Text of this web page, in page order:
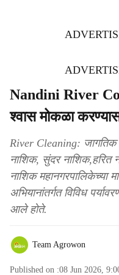
Nandini River
श्वास मोकळा
River Cleaning: जागतिक
नाशिक, सुंदर नाशिक,हरित
नाशिक महानगरपालिकेच्या
अभियानांतर्गत विविध
आले होते.
Team Agrowon
Published on :08 Jun 2026,